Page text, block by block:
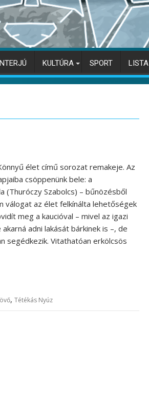
KULTÚRA SPORT LISTA
élet című sorozat remakeje. Az
csöppenünk bele: a
(Thuróczy Szabolcs) – bűnözésből
válogat az élet felkínálta lehetőségek
meg a kaucióval – mivel az igazi
adni lakását bárkinek is –, de
segédkezik. Vitathatóan erkölcsös
, Tétékás Nyúz